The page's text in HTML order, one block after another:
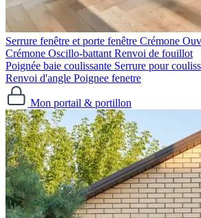
Serrure fenêtre et porte fenêtre
Crémone Oscillo-battant Renvoi de fouillot
Poignée baie coulissante Serrure pour
Renvoi d'angle Poignee fenetre
Mon portail & portillon